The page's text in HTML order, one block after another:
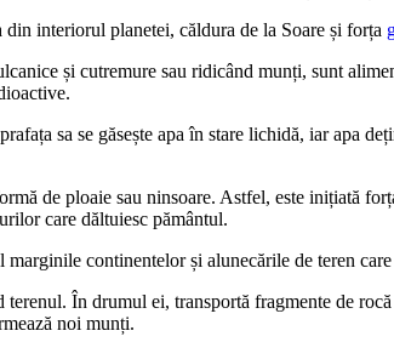
interiorul planetei, căldura de la Soare și forța
și cutremure sau ridicând munți, sunt
sa se găsește apa în stare lichidă, iar apa
de ploaie sau ninsoare. Astfel, este inițiată
care dăltuiesc pământul.
marginile continentelor și alunecările de teren
În drumul ei, transportă fragmente de
noi munți.